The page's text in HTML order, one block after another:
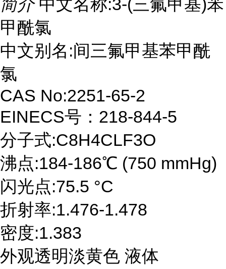
简介 中文名称:3-(三氟甲基)苯
甲酰氯
中文别名:间三氟甲基苯甲酰
氯
CAS No:2251-65-2
EINECS号：218-844-5
分子式:C8H4CLF3O
沸点:184-186℃ (750 mmHg)
闪光点:75.5 °C
折射率:1.476-1.478
密度:1.383
外观透明淡黄色 液体